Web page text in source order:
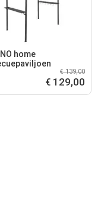
home
€ 139,00
€ 129,00